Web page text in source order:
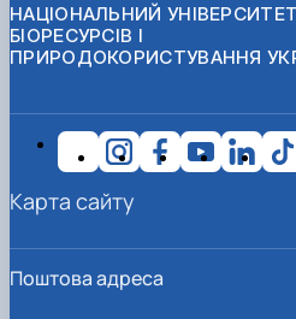
НАЦІОНАЛЬНИЙ УНІВЕРСИТЕТ
БІОРЕСУРСІВ І
ПРИРОДОКОРИСТУВАННЯ
Поштова адреса
Карта сайту